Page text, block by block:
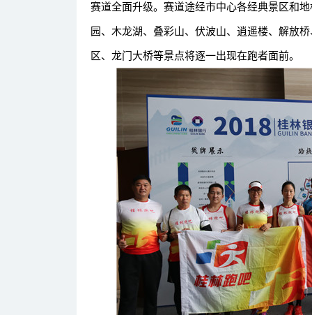
赛道全面升级。赛道途经市中心各经典景区和
园、木龙湖、叠彩山、伏波山、逍遥楼、解放
区、龙门大桥等景点将逐一出现在跑者面前。